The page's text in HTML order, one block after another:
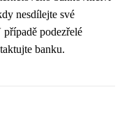
nesdílejte své
podezřelé
banku.